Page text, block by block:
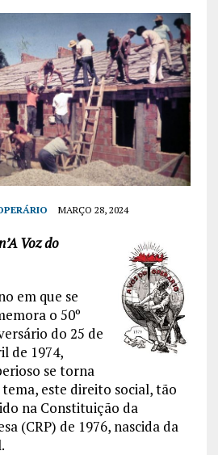
MARÇO 28, 2024
Voz do
em que se
o 50º
do 25 de
de 1974,
se torna
este direito social, tão
na Constituição da
(CRP) de 1976, nascida da